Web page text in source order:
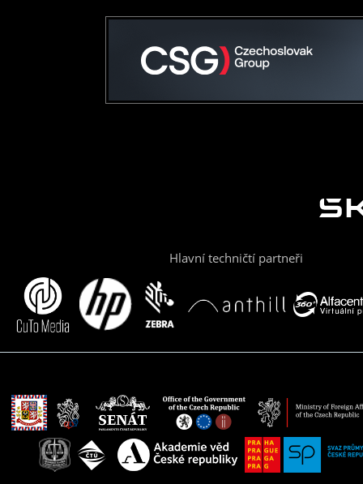
Hlavní techničtí partneři